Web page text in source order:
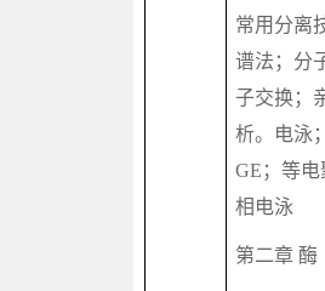
常用分离
谱法；分
子交换；
析。电泳
GE ；等
相电泳
第二章 酶